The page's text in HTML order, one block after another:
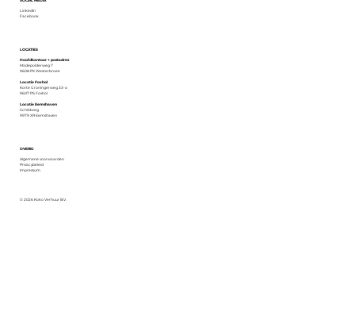
LOCATIES
Hoofdkantoor + postadres
Madepolderweg 7
9608 PX Westerbroek
Locatie Foxhol
Korte Groningerweg 33-a
9607 PS Foxhol
Locatie Eemshaven
Schildweg
9979 XR Eemshaven
LinkedIn
Facebook
OVERIG
Algemene voorwaarden
Privacybeleid
Impressum
© 2026 Koko Verhuur B.V.